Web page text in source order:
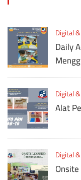
Digital
Daily
Digital
Alat
Digital